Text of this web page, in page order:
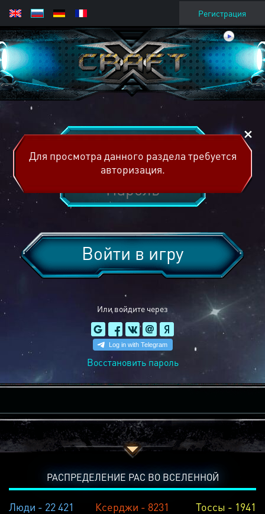
Регистрация
Или войдите через
Войти в игру
Восстановить пароль
Для просмотра данного раздела требуется
авторизация.
РАСПРЕДЕЛЕНИЕ РАС ВО ВСЕЛЕННОЙ
Люди - 22 421 Ксерджи - 8231 Тоссы - 1941